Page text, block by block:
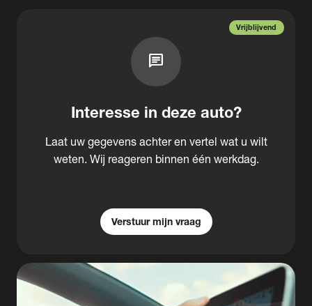
Vrijblijvend
chat
Interesse in deze auto?
Laat uw gegevens achter en vertel wat u wilt
weten. Wij reageren binnen één werkdag.
Verstuur mijn vraag